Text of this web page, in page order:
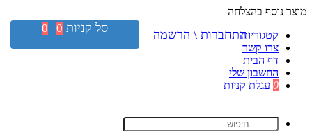
מוצר נוסף בהצלחה
קטגוריות
צרו קשר
דף הבית
החשבון שלי
0 עגלת קניות
התחברות \ הרשמה סל קניות 0
0